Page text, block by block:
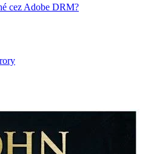
cez Adobe DRM?